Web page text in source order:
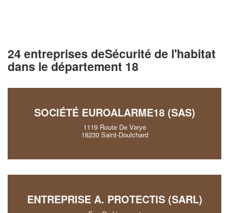
24 entreprises deSécurité de l'habitat
dans le département 18
SOCIÉTÉ EUROALARME18 (SAS)
1119 Route De Varye
18230 Saint-Doulchard
ENTREPRISE A. PROTECTIS (SARL)